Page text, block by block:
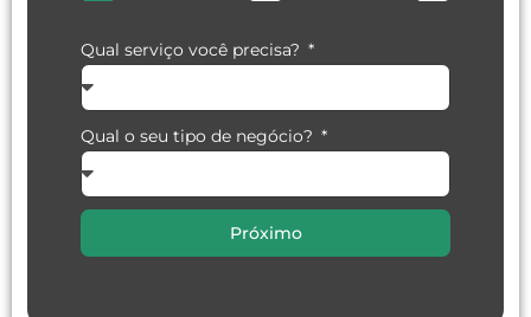
Qual serviço você precisa?
Qual o seu tipo de negócio?
Próximo